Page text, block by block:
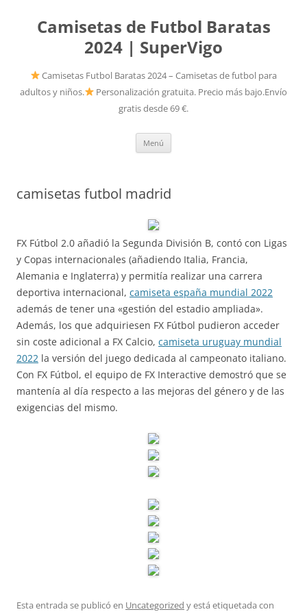
Camisetas de Futbol Baratas
2024 | SuperVigo
Camisetas Futbol Baratas 2024 – Camisetas de futbol para
adultos y niños.
Personalización gratuita. Precio más bajo.Envío
gratis desde 69 €.
Menú
camisetas futbol madrid
FX Fútbol 2.0 añadió la Segunda División B, contó con Ligas
y Copas internacionales (añadiendo Italia, Francia,
Alemania e Inglaterra) y permitía realizar una carrera
deportiva internacional, camiseta españa mundial 2022
además de tener una «gestión del estadio ampliada».
Además, los que adquiriesen FX Fútbol pudieron acceder
sin coste adicional a FX Calcio, camiseta uruguay mundial
2022 la versión del juego dedicada al campeonato italiano.
Con FX Fútbol, el equipo de FX Interactive demostró que se
mantenía al día respecto a las mejoras del género y de las
exigencias del mismo.
Esta entrada se publicó en Uncategorized y está etiquetada con